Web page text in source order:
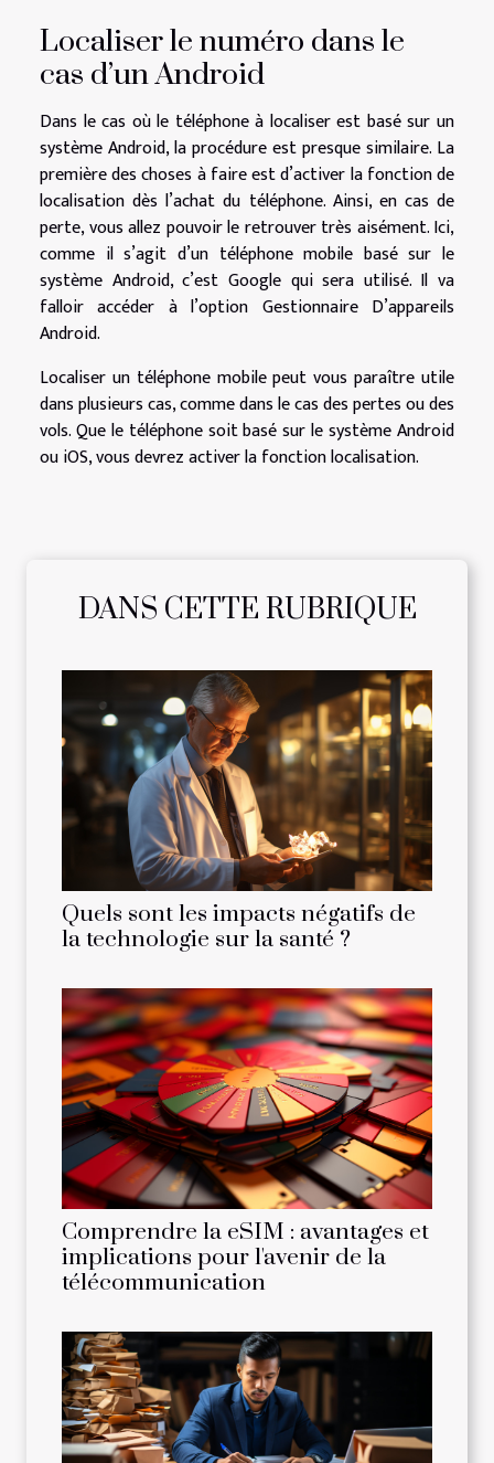
Localiser le numéro dans le
cas d’un Android
Dans le cas où le téléphone à localiser est basé sur un
système Android, la procédure est presque similaire. La
première des choses à faire est d’activer la fonction de
localisation dès l’achat du téléphone. Ainsi, en cas de
perte, vous allez pouvoir le retrouver très aisément. Ici,
comme il s’agit d’un téléphone mobile basé sur le
système Android, c’est Google qui sera utilisé. Il va
falloir accéder à l’option Gestionnaire D’appareils
Android.
Localiser un téléphone mobile peut vous paraître utile
dans plusieurs cas, comme dans le cas des pertes ou des
vols. Que le téléphone soit basé sur le système Android
ou iOS, vous devrez activer la fonction localisation.
DANS CETTE RUBRIQUE
Quels sont les impacts négatifs de
la technologie sur la santé ?
Comprendre la eSIM : avantages et
implications pour l'avenir de la
télécommunication